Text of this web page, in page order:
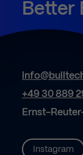
Better
+49 30 889
Ernst-
Instagram